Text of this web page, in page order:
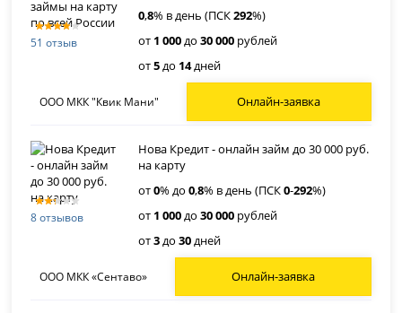
51 отзыв
0,8% в день (ПСК292%)
от 1 000до30 000 рублей
от5до 14дней
ООО МКК "Квик Мани" Онлайн-заявка
8 отзывов
Нова Кредит - онлайн займ до 30 000 руб.
на карту
от0% до0,8% в день (ПСК0-292%)
от 1 000до30 000 рублей
от3до30дней
ООО МКК «Сентаво» Онлайн-заявка